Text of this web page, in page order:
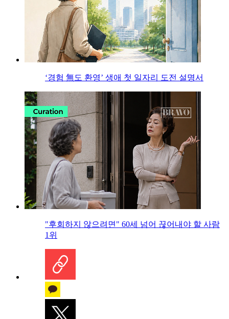
‘경험 無도 환영’ 생애 첫 일자리 도전 설명서
"후회하지 않으려면" 60세 넘어 끊어내야 할 사람
1위